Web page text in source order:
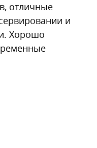
отличные
и
Хорошо